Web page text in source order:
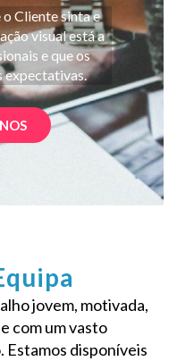
Cliente sinta e
visual está a
e que os
expectativas.
jovem, motivada,
com um vasto
disponíveis